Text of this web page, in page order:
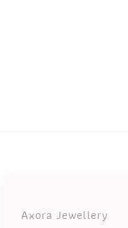
Axora Jewellery